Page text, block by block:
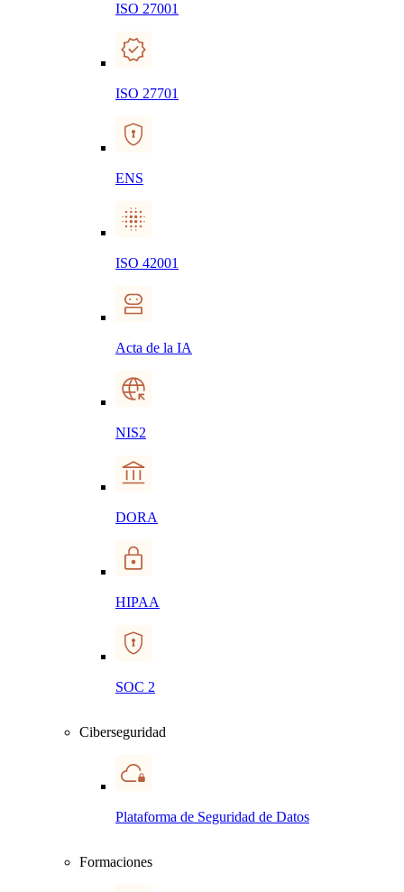
ISO 27001
ISO 27701
ENS
ISO 42001
Acta de la IA
NIS2
DORA
HIPAA
SOC 2
Ciberseguridad
Plataforma de Seguridad de Datos
Formaciones